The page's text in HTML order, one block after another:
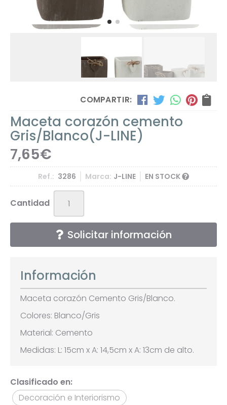
COMPARTIR:
Maceta corazón cemento
Gris/Blanco(J-LINE)
7,65€
Ref.: 3286 Marca: J-LINE EN STOCK
Cantidad
Solicitar información
Información
Maceta corazón Cemento Gris/Blanco.
Colores: Blanco/Gris
Material: Cemento
Medidas: L: 15cm x A: 14,5cm x A: 13cm de alto.
Clasificado en:
Decoración e Interiorismo